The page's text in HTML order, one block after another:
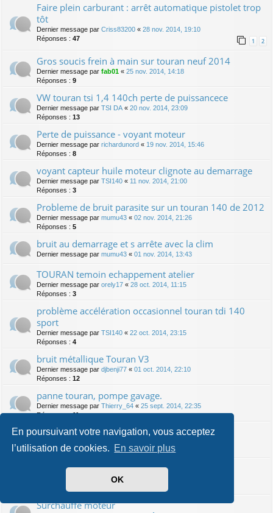
En poursuivant votre navigation, vous acceptez
l’utilisation de cookies. En savoir plus
OK
Faire plein carburant : arrêt automatique pistolet trop
tôt
Dernier message par Criss83200 « 28 nov. 2014, 19:10
Réponses : 47 1 2
Gros soucis frein à main sur touran neuf 2014
Dernier message par fab01 « 25 nov. 2014, 14:18
Réponses : 9
VW touran tsi 1,4 140ch perte de puissancece
Dernier message par TSI DA « 20 nov. 2014, 23:09
Réponses : 13
Perte de puissance - voyant moteur
Dernier message par richardunord « 19 nov. 2014, 15:46
Réponses : 8
voyant capteur huile moteur clignote au demarrage
Dernier message par TSI140 « 11 nov. 2014, 21:00
Réponses : 3
Probleme de bruit parasite sur un touran 140 de 2012
Dernier message par mumu43 « 02 nov. 2014, 21:26
Réponses : 5
bruit au demarrage et s arrête avec la clim
Dernier message par mumu43 « 01 nov. 2014, 13:43
TOURAN temoin echappement atelier
Dernier message par orely17 « 28 oct. 2014, 11:15
Réponses : 3
problème accélération occasionnel touran tdi 140
sport
Dernier message par TSI140 « 22 oct. 2014, 23:15
Réponses : 4
bruit métallique Touran V3
Dernier message par djbenji77 « 01 oct. 2014, 22:10
Réponses : 12
panne touran, pompe gavage.
Dernier message par Thierry_64 « 25 sept. 2014, 22:35
Réponses :11
Bruit de grincement / couinement
Réponses : 2
Panne sur touran 2.0 tdi
Flo91«
Réponses :
Surchauffe moteur